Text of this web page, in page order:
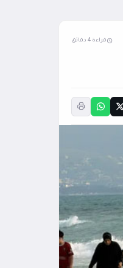
قراءة 4 دقائق